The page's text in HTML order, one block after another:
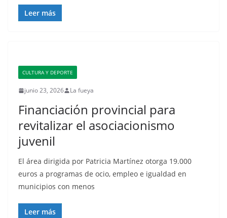
Leer más
CULTURA Y DEPORTE
junio 23, 2026 La fueya
Financiación provincial para
revitalizar el asociacionismo
juvenil
El área dirigida por Patricia Martínez otorga 19.000
euros a programas de ocio, empleo e igualdad en
municipios con menos
Leer más